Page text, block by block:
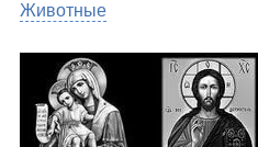
Животные